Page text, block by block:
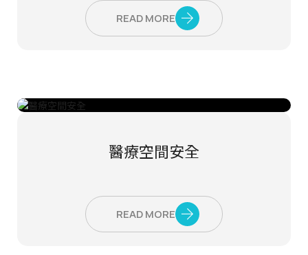
READ MORE
醫療空間安全
READ MORE